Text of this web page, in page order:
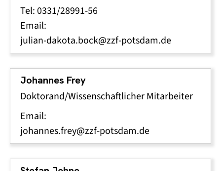
Tel: 0331/28991-56
Email:
julian-dakota.bock@zzf-potsdam.de
Johannes Frey
Doktorand/Wissenschaftlicher Mitarbeiter
Email:
johannes.frey@zzf-potsdam.de